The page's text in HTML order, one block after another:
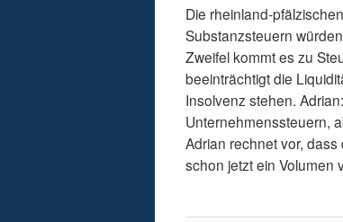
Die rheinland-
Substanzsteuern
Zweifel kommt es zu
beeinträchtigt die
Insolvenz stehen.
Unternehmenssteuern,
Adrian rechnet vor,
schon jetzt ein Volumen